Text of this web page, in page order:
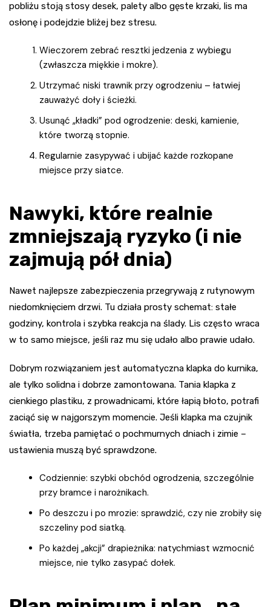
pobliżu stoją stosy desek, palety albo gęste krzaki, lis ma
osłonę i podejdzie bliżej bez stresu.
Wieczorem zebrać resztki jedzenia z wybiegu
(zwłaszcza miękkie i mokre).
Utrzymać niski trawnik przy ogrodzeniu – łatwiej
zauważyć doły i ścieżki.
Usunąć „kładki” pod ogrodzenie: deski, kamienie,
które tworzą stopnie.
Regularnie zasypywać i ubijać każde rozkopane
miejsce przy siatce.
Nawyki, które realnie
zmniejszają ryzyko (i nie
zajmują pół dnia)
Nawet najlepsze zabezpieczenia przegrywają z rutynowym
niedomknięciem drzwi. Tu działa prosty schemat: stałe
godziny, kontrola i szybka reakcja na ślady. Lis często wraca
w to samo miejsce, jeśli raz mu się udało albo prawie udało.
Dobrym rozwiązaniem jest automatyczna klapka do kurnika,
ale tylko solidna i dobrze zamontowana. Tania klapka z
cienkiego plastiku, z prowadnicami, które łapią błoto, potrafi
zaciąć się w najgorszym momencie. Jeśli klapka ma czujnik
światła, trzeba pamiętać o pochmurnych dniach i zimie –
ustawienia muszą być sprawdzone.
Codziennie: szybki obchód ogrodzenia, szczególnie
przy bramce i narożnikach.
Po deszczu i po mrozie: sprawdzić, czy nie zrobiły się
szczeliny pod siatką.
Po każdej „akcji” drapieżnika: natychmiast wzmocnić
miejsce, nie tylko zasypać dołek.